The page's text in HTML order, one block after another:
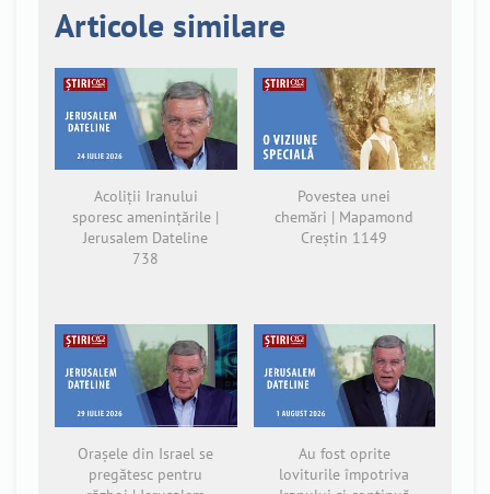
Articole similare
Acoliții Iranului
sporesc amenințările |
Jerusalem Dateline
738
Povestea unei
chemări | Mapamond
Creștin 1149
Orașele din Israel se
pregătesc pentru
Au fost oprite
loviturile împotriva